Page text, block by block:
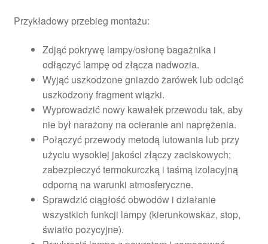
Przykładowy przebieg montażu:
Zdjąć pokrywę lampy/osłonę bagażnika i
odłączyć lampę od złącza nadwozia.
Wyjąć uszkodzone gniazdo żarówek lub odciąć
uszkodzony fragment wiązki.
Wyprowadzić nowy kawałek przewodu tak, aby
nie był narażony na ocieranie ani naprężenia.
Połączyć przewody metodą lutowania lub przy
użyciu wysokiej jakości złączy zaciskowych;
zabezpieczyć termokurczką i taśmą izolacyjną
odporną na warunki atmosferyczne.
Sprawdzić ciągłość obwodów i działanie
wszystkich funkcji lampy (kierunkowskaz, stop,
światło pozycyjne).